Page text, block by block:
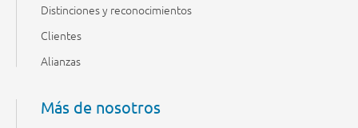
Distinciones y reconocimientos
Clientes
Alianzas
Más de nosotros